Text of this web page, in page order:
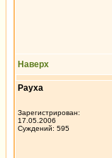
Наверх
Рауха
Зарегистрирован:
17.05.2006
Суждений: 595